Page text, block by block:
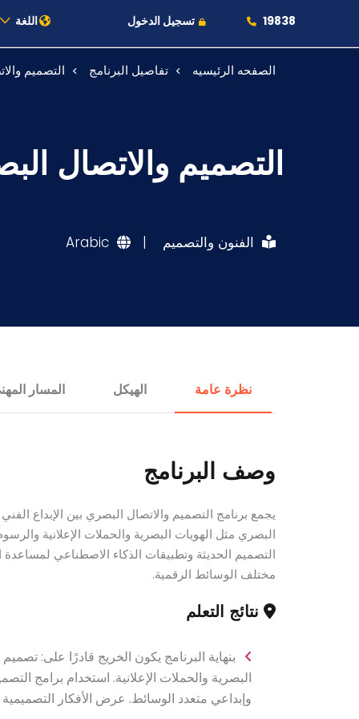
19838 تسجيل الدخول اللغة
النقل البحري
الصفحه الرئيسيه تفاصيل البرنامج التصميم
التصميم والاتصال
الفنون والتصميم |
Arabic
نظرة عامة الهيكل المسار
وصف البرنامج
يجمع برنامج التصميم والاتصال البصري بين الإبداع
البصري مثل الهويات البصرية والحملات الإعلانية
التصميم الحديثة وتطبيقات الذكاء الاصطناعي
مختلف الوسائط الرقمية.
نتائج التعلم
بنهاية البرنامج يكون الخريج قادرًا على:
البصرية والحملات الإعلانية. استخدام برامج
وإبداعي متعدد الوسائط. عرض الأفكار